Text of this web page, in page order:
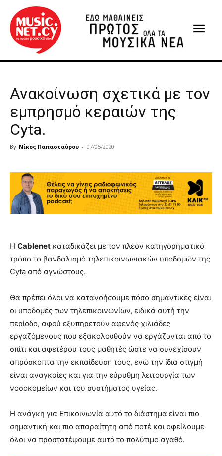
Ανακοίνωση σχετικά με τον
εμπρησμό κεραιών της
Cyta.
By Νίκος Παπασταύρου - 07/05/2020
Η Cablenet καταδικάζει με τον πλέον κατηγορηματικό
τρόπο το βανδαλισμό τηλεπικοινωνιακών υποδομών της
Cyta από αγνώστους.
Θα πρέπει όλοι να κατανοήσουμε πόσο σημαντικές είναι
οι υποδομές των τηλεπικοινωνίων, ειδικά αυτή την
περίοδο, αφού εξυπηρετούν αφενός χιλιάδες
εργαζόμενους που εξακολουθούν να εργάζονται από το
σπίτι και αφετέρου τους μαθητές ώστε να συνεχίσουν
απρόσκοπτα την εκπαίδευση τους, ενώ την ίδια στιγμή
είναι αναγκαίες και για την εύρυθμη λειτουργία των
νοσοκομείων και του συστήματος υγείας.
Η ανάγκη για Επικοινωνία αυτό το διάστημα είναι πιο
σημαντική και πιο απαραίτητη από ποτέ και οφείλουμε
όλοι να προστατέψουμε αυτό το πολύτιμο αγαθό.